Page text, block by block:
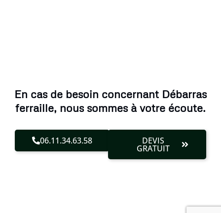
En cas de besoin concernant Débarras
ferraille, nous sommes à votre écoute.
06.11.34.63.58 DEVIS
GRATUIT